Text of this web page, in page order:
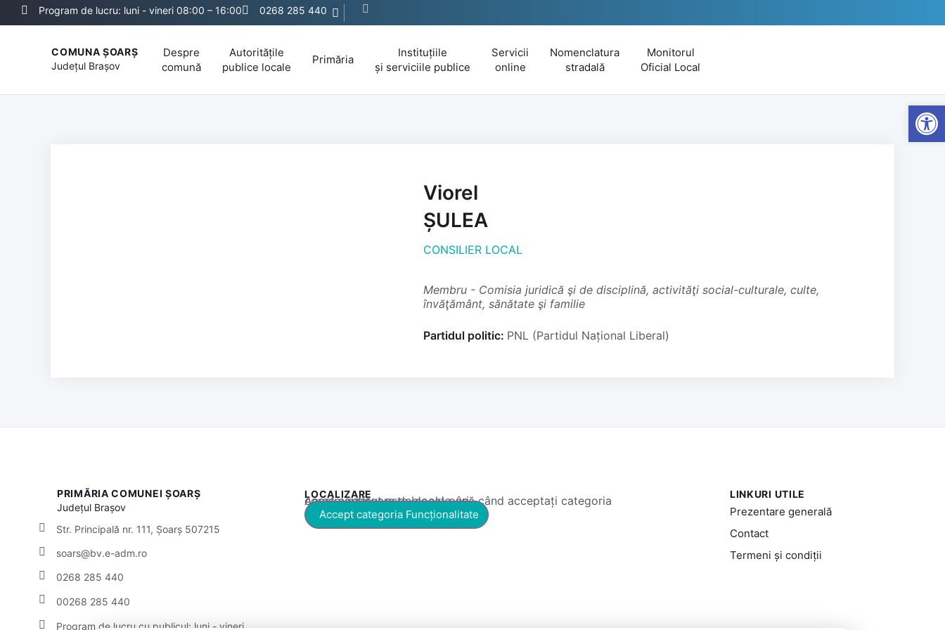
Program de lucru: luni - vineri 08:00 – 16:00 0268 285 440
COMUNA ȘOARȘ
Județul Brașov
Despre
comună
Autoritățile
publice locale
Primăria
Instituțiile
și serviciile publice
Servicii
online
Nomenclatura
stradală
Monitorul
Oficial Local
Viorel
ȘULEA
CONSILIER LOCAL
membru - Comisia juridică şi de disciplină, activităţi social-culturale, culte,
învăţământ, sănătate şi familie
Partidul politic: PNL (Partidul Național Liberal)
PRIMĂRIA COMUNEI ȘOARȘ
Județul Brașov
Str. Principală nr. 111, Șoarș 507215
soars@bv.e-adm.ro
0268 285 440
00268 285 440
Program de lucru cu publicul: luni - vineri
LOCALIZARE
Acest conținut este blocat până când acceptați categoria corespunzătoare de cookie-uri.
Accept categoria Funcționalitate
LINKURI UTILE
Prezentare generală
Contact
Termeni și condiții